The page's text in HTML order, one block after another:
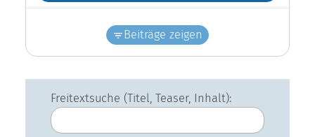
Beiträge zeigen
Freitextsuche (Titel, Teaser, Inhalt):